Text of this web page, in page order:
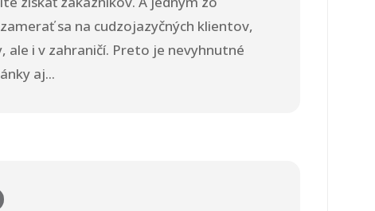
sa na cudzojazyčných klientov,
ale i v zahraničí. Preto je nevyhnutné
aj...